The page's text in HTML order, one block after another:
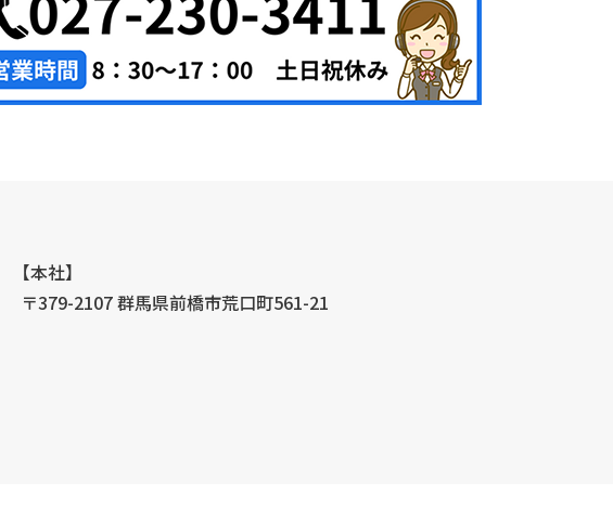
【本社】
〒379-2107 群馬県前橋市荒口町561-21